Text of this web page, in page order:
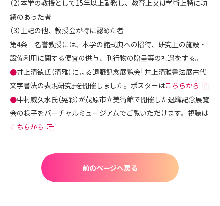
（2）本学の教授として15年以上勤務し、教育上又は学術上特に功
績のあった者
（3）上記の他、教授会が特に認めた者
第4条 名誉教授には、本学の諸式典への招待、研究上の施設・
設備利用に関する便宜の供与、刊行物の贈呈等の礼遇をする。
●井上清徳氏（清雅）による退職記念展覧会「井上清雅書法展――古代
文字書法の表現研究――」を開催しました。ポスターはこちらから
●中村威久水氏（晃彩）が茂原市立美術館で開催した退職記念展覧
会の様子をバーチャルミュージアムでご覧いただけます。視聴は
こちらから
前のページへ戻る